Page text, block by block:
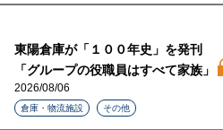
東陽倉庫が「１００年史」を発刊
「グループの役職員はすべて家族」
2026/08/06
倉庫・物流施設 その他